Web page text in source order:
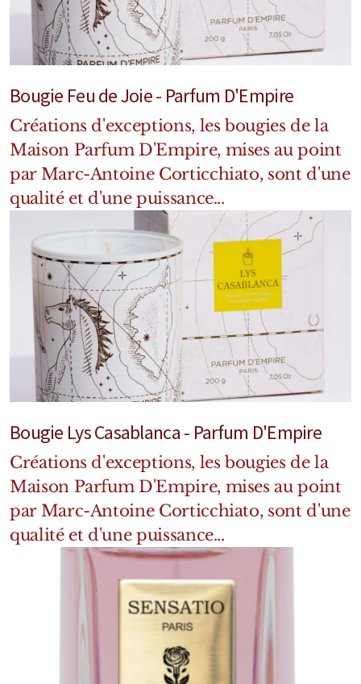
Bougie Feu de Joie - Parfum D'Empire
Créations d'exceptions, les bougies de la
Maison Parfum D'Empire, mises au point
par Marc-Antoine Corticchiato, sont d'une
qualité et d'une puissance...
Bougie Lys Casablanca - Parfum D'Empire
Créations d'exceptions, les bougies de la
Maison Parfum D'Empire, mises au point
par Marc-Antoine Corticchiato, sont d'une
qualité et d'une puissance...